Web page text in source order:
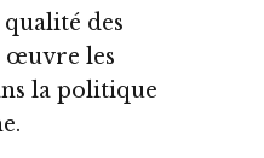
des
œuvre les
la politique